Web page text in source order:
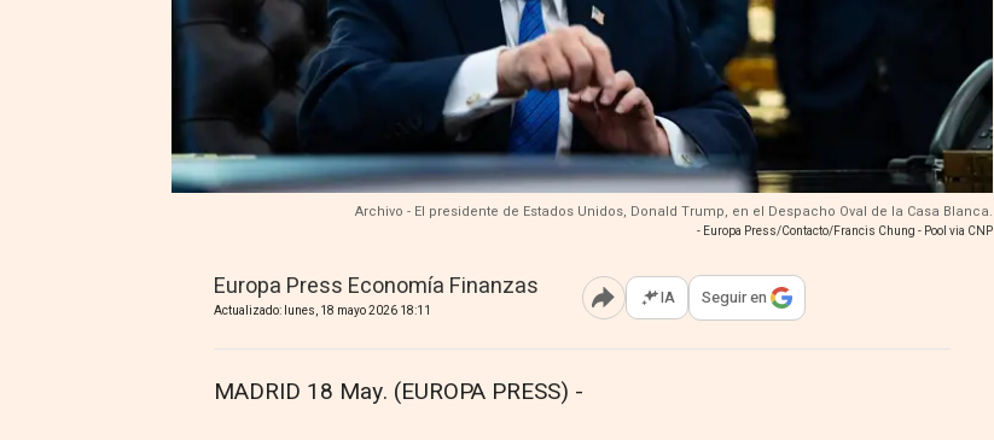
Archivo - El presidente de Estados Unidos, Donald Trump, en el Despacho Oval de la Casa Blanca.
- Europa Press/Contacto/Francis Chung - Pool via CNP
Europa Press Economía Finanzas
Actualizado: lunes, 18 mayo 2026 18:11 Abrir opciones para compartir
IA Seguir en
MADRID 18 May. (EUROPA PRESS) -